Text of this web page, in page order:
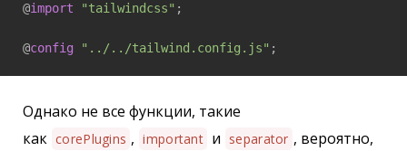
@import "tailwindcss" ;
@config "../../tailwind.config.js" ;
Однако не все функции, такие
как corePlugins , important и separator , вероятно,